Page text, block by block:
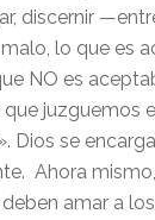
discernir
lo que es
NO es
que juzguemos
Dios se
Ahora
amar a